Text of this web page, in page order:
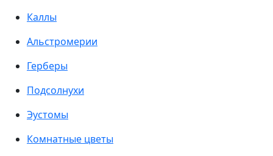
Каллы
Альстромерии
Герберы
Подсолнухи
Эустомы
Комнатные цветы